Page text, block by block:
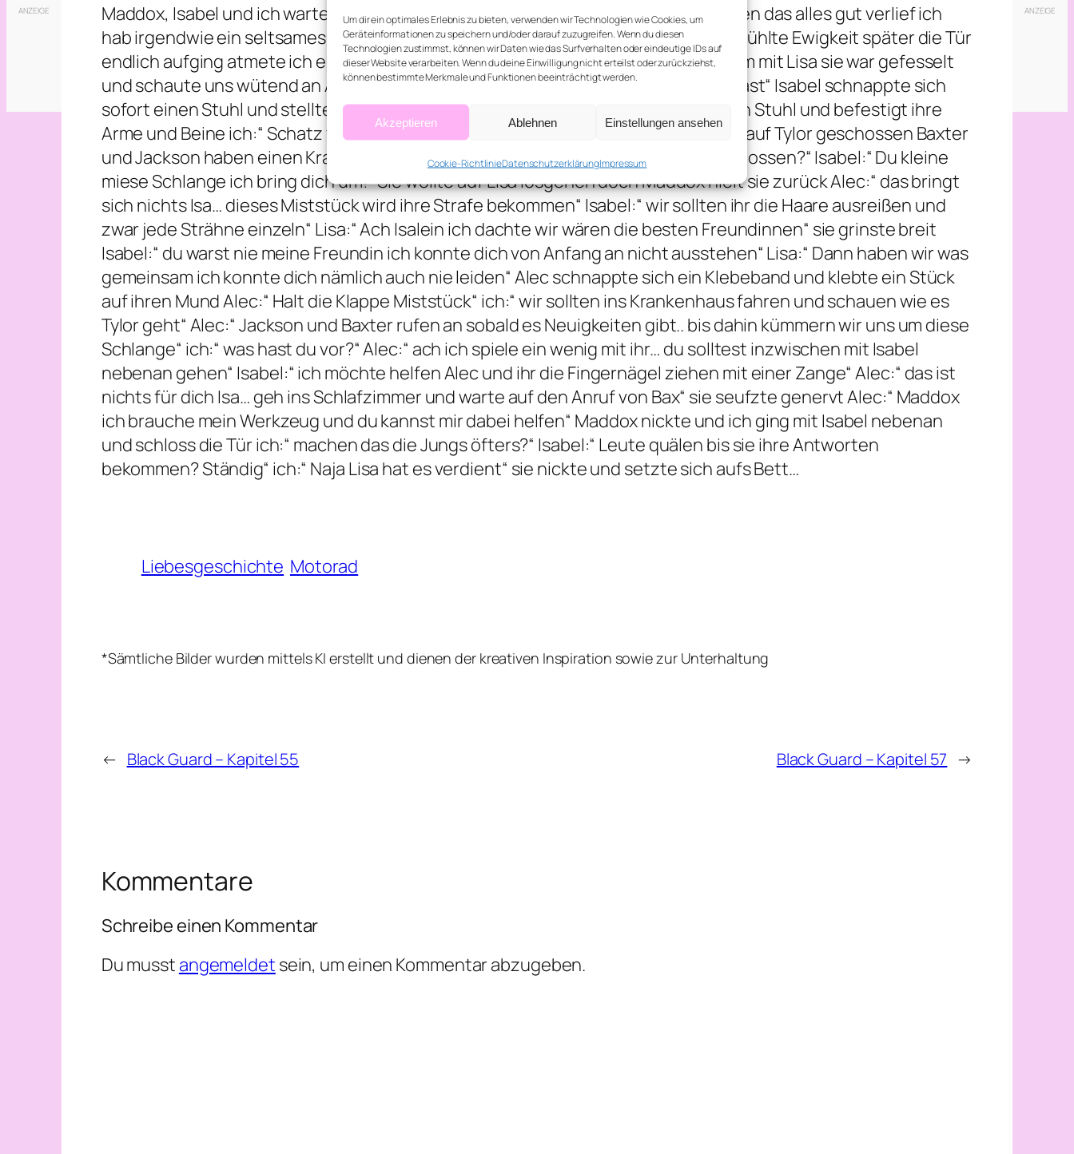
Um dir ein optimales Erlebnis zu bieten, verwenden wir Technologien wie Cookies, um
Geräteinformationen zu speichern und/oder darauf zuzugreifen. Wenn du diesen
Technologien zustimmst, können wir Daten wie das Surfverhalten oder eindeutige IDs auf
dieser Website verarbeiten. Wenn du deine Einwilligung nicht erteilst oder zurückziehst,
können bestimmte Merkmale und Funktionen beeinträchtigt werden.
Akzeptieren Ablehnen Einstellungen ansehen
Cookie-RichtlinieDatenschutzerklärungImpressum
Maddox, Isabel und ich warten ungeduldig auf die Rückkehr der Männer und hofften das alles gut verlief ich
hab irgendwie ein seltsames Gefühl und hoffe ich täusche mich… als dann eine gefühlte Ewigkeit später die Tür
endlich aufging atmete ich erleichtert durch… Alec kam in die Wohnung gemeinsam mit Lisa sie war gefesselt
und schaute uns wütend an Alec:“ Isabel bring mir doch einen Stuhl für unseren Gast“ Isabel schnappte sich
sofort einen Stuhl und stellte ihn in die Mitte des Raumes Alec drückte Lisa auf den Stuhl und befestigt ihre
Arme und Beine ich:“ Schatz wo sind die anderen?“ Alec:“ Diese Schlampe hier hat auf Tylor geschossen Baxter
und Jackson haben einen Krankenwagen gerufen“ ich:“ Was? Tylor wurde angeschossen?“ Isabel:“ Du kleine
miese Schlange ich bring dich um!“ Sie wollte auf Lisa losgehen doch Maddox hielt sie zurück Alec:“ das bringt
sich nichts Isa… dieses Miststück wird ihre Strafe bekommen“ Isabel:“ wir sollten ihr die Haare ausreißen und
zwar jede Strähne einzeln“ Lisa:“ Ach Isalein ich dachte wir wären die besten Freundinnen“ sie grinste breit
Isabel:“ du warst nie meine Freundin ich konnte dich von Anfang an nicht ausstehen“ Lisa:“ Dann haben wir was
gemeinsam ich konnte dich nämlich auch nie leiden“ Alec schnappte sich ein Klebeband und klebte ein Stück
auf ihren Mund Alec:“ Halt die Klappe Miststück“ ich:“ wir sollten ins Krankenhaus fahren und schauen wie es
Tylor geht“ Alec:“ Jackson und Baxter rufen an sobald es Neuigkeiten gibt.. bis dahin kümmern wir uns um diese
Schlange“ ich:“ was hast du vor?“ Alec:“ ach ich spiele ein wenig mit ihr… du solltest inzwischen mit Isabel
nebenan gehen“ Isabel:“ ich möchte helfen Alec und ihr die Fingernägel ziehen mit einer Zange“ Alec:“ das ist
nichts für dich Isa… geh ins Schlafzimmer und warte auf den Anruf von Bax“ sie seufzte genervt Alec:“ Maddox
ich brauche mein Werkzeug und du kannst mir dabei helfen“ Maddox nickte und ich ging mit Isabel nebenan
und schloss die Tür ich:“ machen das die Jungs öfters?“ Isabel:“ Leute quälen bis sie ihre Antworten
bekommen? Ständig“ ich:“ Naja Lisa hat es verdient“ sie nickte und setzte sich aufs Bett…
Liebesgeschichte Motorad
*Sämtliche Bilder wurden mittels KI erstellt und dienen der kreativen Inspiration sowie zur Unterhaltung
← Black Guard – Kapitel 55 Black Guard – Kapitel 57 →
Kommentare
Schreibe einen Kommentar
Du musst angemeldet sein, um einen Kommentar abzugeben.